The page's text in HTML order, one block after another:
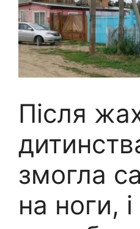
Після
змогла
на ноги,